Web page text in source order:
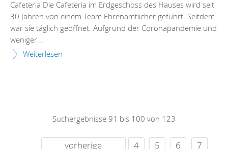
Cafeteria Die Cafeteria im Erdgeschoss des Hauses wird seit
30 Jahren von einem Team Ehrenamtlicher geführt. Seitdem
war sie täglich geöffnet. Aufgrund der Coronapandemie und
weniger...
Weiterlesen
Suchergebnisse 91 bis 100 von 123
vorherige 4 5 6
7